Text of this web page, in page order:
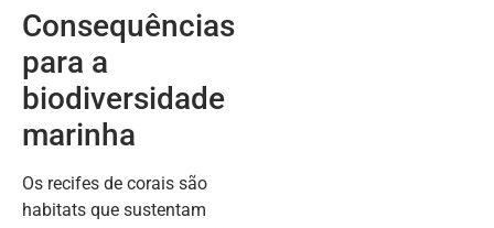
Consequências
para a
biodiversidade
marinha
Os recifes de corais são
habitats que sustentam